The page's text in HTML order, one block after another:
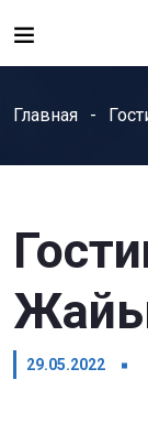
Главная
29.05.2022